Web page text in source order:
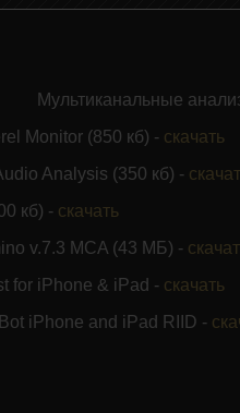
Мультиканальные
Monitor (850 кб) - скачать
Analysis (350 кб) -
кб) - скачать
v.7.3 MCA (43 МБ) -
for iPhone & iPad - скачать
iPhone and iPad RIID -